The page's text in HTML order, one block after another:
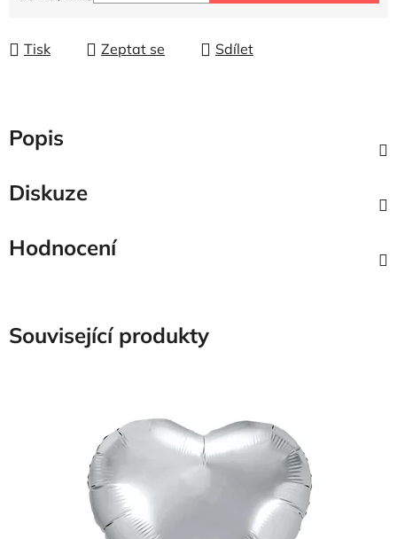
Tisk Zeptat se Sdílet
Popis
Diskuze
Hodnocení
Související produkty